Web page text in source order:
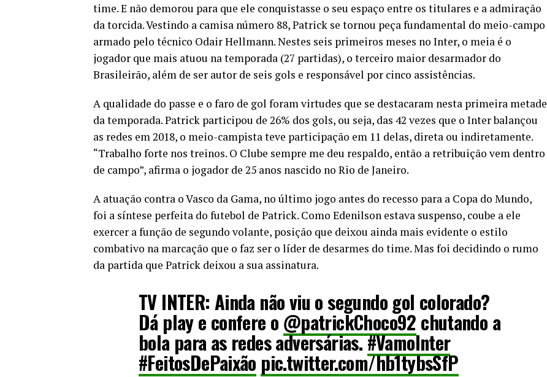
time. E não demorou para que ele conquistasse o seu espaço entre os titulares e a admiração
da torcida. Vestindo a camisa número 88, Patrick se tornou peça fundamental do meio-campo
armado pelo técnico Odair Hellmann. Nestes seis primeiros meses no Inter, o meia é o
jogador que mais atuou na temporada (27 partidas), o terceiro maior desarmador do
Brasileirão, além de ser autor de seis gols e responsável por cinco assistências.
A qualidade do passe e o faro de gol foram virtudes que se destacaram nesta primeira metade
da temporada. Patrick participou de 26% dos gols, ou seja, das 42 vezes que o Inter balançou
as redes em 2018, o meio-campista teve participação em 11 delas, direta ou indiretamente.
“Trabalho forte nos treinos. O Clube sempre me deu respaldo, então a retribuição vem dentro
de campo”, afirma o jogador de 25 anos nascido no Rio de Janeiro.
A atuação contra o Vasco da Gama, no último jogo antes do recesso para a Copa do Mundo,
foi a síntese perfeita do futebol de Patrick. Como Edenilson estava suspenso, coube a ele
exercer a função de segundo volante, posição que deixou ainda mais evidente o estilo
combativo na marcação que o faz ser o líder de desarmes do time. Mas foi decidindo o rumo
da partida que Patrick deixou a sua assinatura.
TV INTER: Ainda não viu o segundo gol colorado?
Dá play e confere o @patrickChoco92 chutando a
bola para as redes adversárias.#VamoInter
#FeitosDePaixão pic.twitter.com/hb1tybsSfP